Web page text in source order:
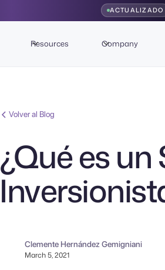
ACTUALIZADO
Resources Company
Volver al Blog
¿Qué es un
Clemente Hernández Gemigniani
March 5, 2021